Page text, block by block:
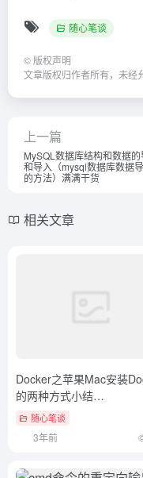
随心笔谈
© 版权声明
文章版权归作者所有，未经
上一篇
MySQL数据库结构和数据的
和导入（mysql数据库数据
的方法）满满干货
相关文章
Docker之苹果Mac安装
的两种方式小结
（macbookpro docker）
随心笔谈
3年前